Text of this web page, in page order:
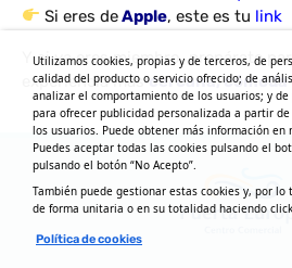
Si eres deApple, este es tu link
Y si ya eres miembro, prepárate
experiencia máscercana,
Utilizamos cookies, propias y de terceros, de
calidad del producto o servicio ofrecido; de
analizar el comportamiento de los usuarios; y
para ofrecer publicidad personalizada a partir
los usuarios. Puede obtener más información en
Puedes aceptar todas las cookies pulsando el
pulsando el botón “No Acepto”.
También puede gestionar estas cookies y, por
de forma unitaria o en su totalidad haciendo
Política de cookies